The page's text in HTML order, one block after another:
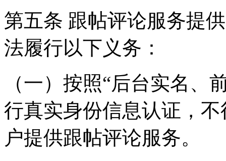
第五条 跟帖评论服务提
法履行以下义务：
（一）按照“后台实名、
行真实身份信息认证，
户提供跟帖评论服务。